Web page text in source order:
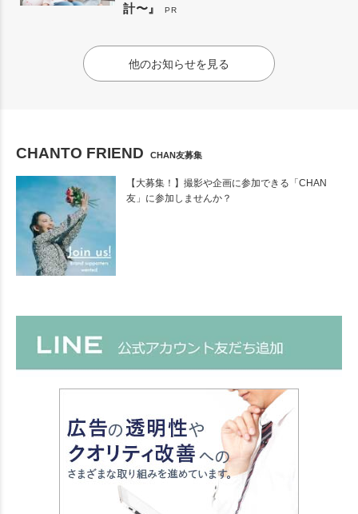
計〜』
PR
他のお知らせを見る
CHANTO FRIEND CHAN友募集
【大募集！】撮影や企画に参加できる「CHAN
友」に参加しませんか？